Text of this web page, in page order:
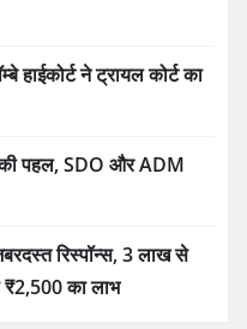
हाईकोर्ट ने ट्रायल कोर्ट का
की पहल, SDO और ADM
रिस्पॉन्स, 3 लाख से
₹2,500 का लाभ